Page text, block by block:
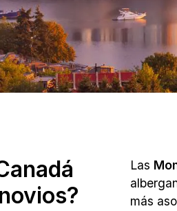
Las
más